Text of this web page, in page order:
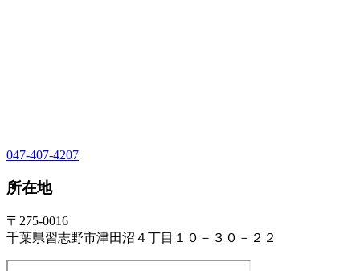
047-407-4207
所在地
〒275-0016
千葉県習志野市津田沼４丁目１０－３０－２２